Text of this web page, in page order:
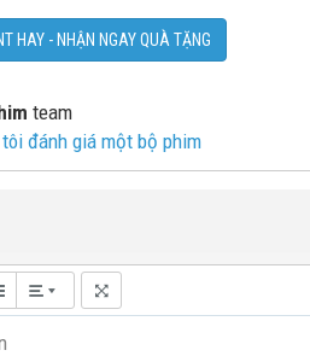
HAY - NHẬN NGAY QUÀ TẶNG
team
đánh giá một bộ phim